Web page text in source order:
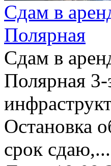
Сдам в
Полярная
Сдам в
Полярная
Остановка
срок сдаю,...